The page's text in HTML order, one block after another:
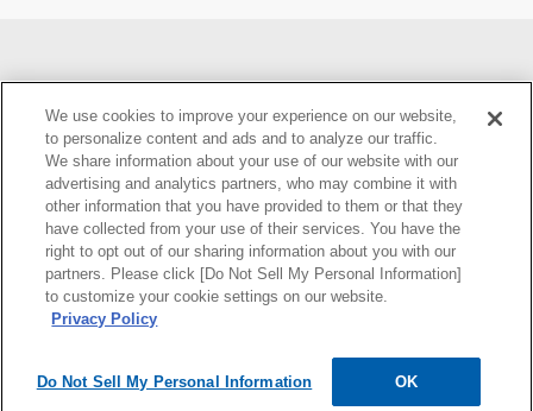
情報セキュリティ基本方針 個人情報保護方針
ウェブアクセシビリティ方針
Copyright © Mynavi Corporation
We use cookies to improve your experience on our website,
to personalize content and ads and to analyze our traffic.
We share information about your use of our website with our
advertising and analytics partners, who may combine it with
other information that you have provided to them or that they
have collected from your use of their services. You have the
right to opt out of our sharing information about you with our
partners. Please click [Do Not Sell My Personal Information]
to customize your cookie settings on our website.
Privacy Policy
Do Not Sell My Personal Information OK